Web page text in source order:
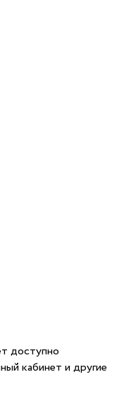
доступно
кабинет и другие